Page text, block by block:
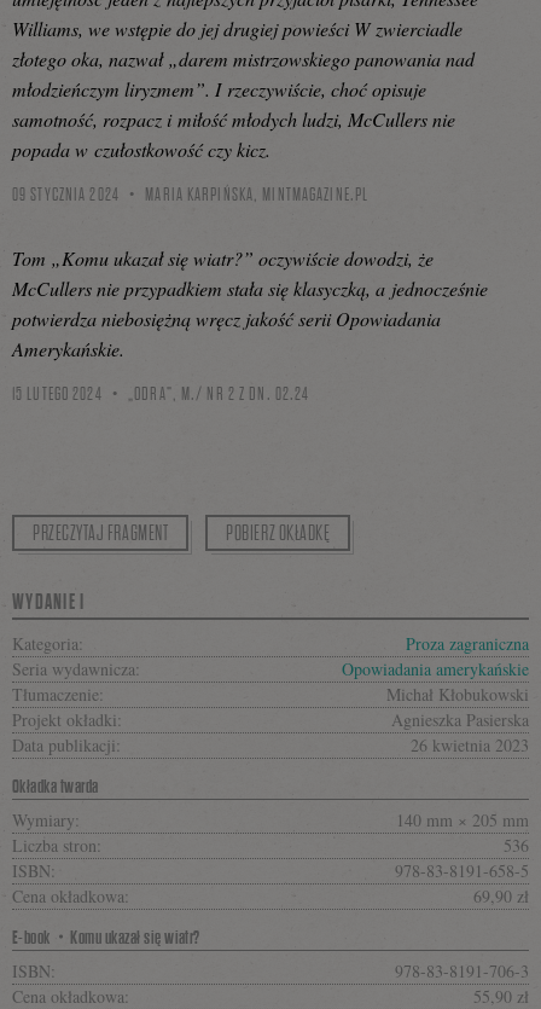
Williams, we wstępie do jej drugiej powieści W zwierciadle
złotego oka, nazwał „darem mistrzowskiego panowania nad
młodzieńczym liryzmem”. I rzeczywiście, choć opisuje
samotność, rozpacz i miłość młodych ludzi, McCullers nie
popada w czułostkowość czy kicz.
09 STYCZNIA 2024 MARIA KARPIŃSKA, MINTMAGAZINE.PL
Tom „Komu ukazał się wiatr?” oczywiście dowodzi, że
McCullers nie przypadkiem stała się klasyczką, a jednocześnie
potwierdza niebosiężną wręcz jakość serii Opowiadania
Amerykańskie.
15 LUTEGO 2024 „ODRA”, M./ NR 2 Z DN. 02.24
PRZECZYTAJ FRAGMENT POBIERZ OKŁADKĘ
WYDANIE I
Kategoria:
Proza zagraniczna
Seria wydawnicza:
Opowiadania amerykańskie
Tłumaczenie:
Michał Kłobukowski
Projekt okładki:
Agnieszka Pasierska
Data publikacji:
26 kwietnia 2023
Okładka twarda
Wymiary:
140 mm × 205 mm
Liczba stron:
536
ISBN:
978-83-8191-658-5
Cena okładkowa:
69,90 zł
E-book・Komu ukazał się wiatr?
ISBN:
978-83-8191-706-3
Cena okładkowa:
55,90 zł